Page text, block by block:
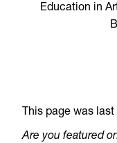
Education in
This page was
Are you featured